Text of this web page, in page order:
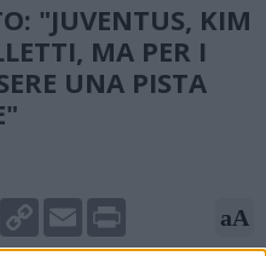
"JUVENTUS, KIM
MA PER I
UNA PISTA
LinkedInCopy
Link
Email aA